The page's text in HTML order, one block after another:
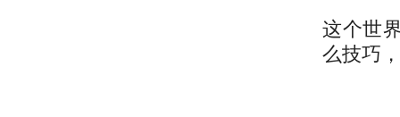
这个世
么技巧